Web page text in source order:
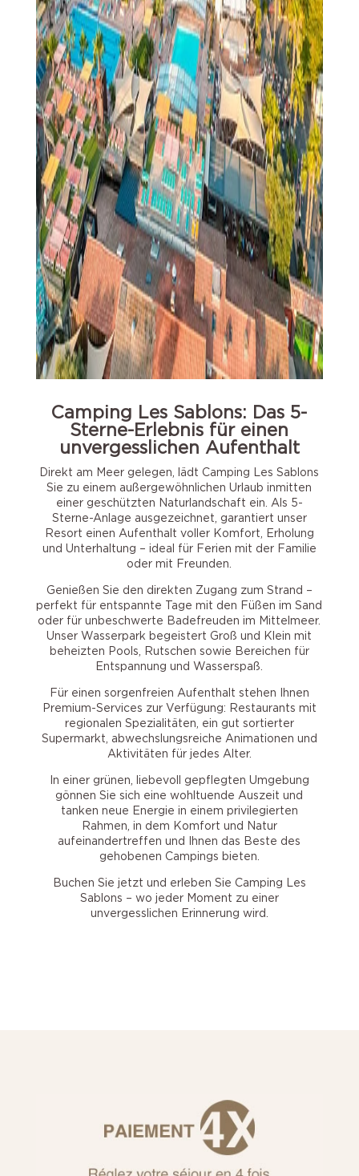
Camping Les Sablons: Das 5-
Sterne-Erlebnis für einen
unvergesslichen Aufenthalt
Direkt am Meer gelegen, lädt Camping Les Sablons
Sie zu einem außergewöhnlichen Urlaub inmitten
einer geschützten Naturlandschaft ein. Als 5-
Sterne-Anlage ausgezeichnet, garantiert unser
Resort einen Aufenthalt voller Komfort, Erholung
und Unterhaltung – ideal für Ferien mit der Familie
oder mit Freunden.
Genießen Sie den direkten Zugang zum Strand –
perfekt für entspannte Tage mit den Füßen im Sand
oder für unbeschwerte Badefreuden im Mittelmeer.
Unser Wasserpark begeistert Groß und Klein mit
beheizten Pools, Rutschen sowie Bereichen für
Entspannung und Wasserspaß.
Für einen sorgenfreien Aufenthalt stehen Ihnen
Premium-Services zur Verfügung: Restaurants mit
regionalen Spezialitäten, ein gut sortierter
Supermarkt, abwechslungsreiche Animationen und
Aktivitäten für jedes Alter.
In einer grünen, liebevoll gepflegten Umgebung
gönnen Sie sich eine wohltuende Auszeit und
tanken neue Energie in einem privilegierten
Rahmen, in dem Komfort und Natur
aufeinandertreffen und Ihnen das Beste des
gehobenen Campings bieten.
Buchen Sie jetzt und erleben Sie Camping Les
Sablons – wo jeder Moment zu einer
unvergesslichen Erinnerung wird.